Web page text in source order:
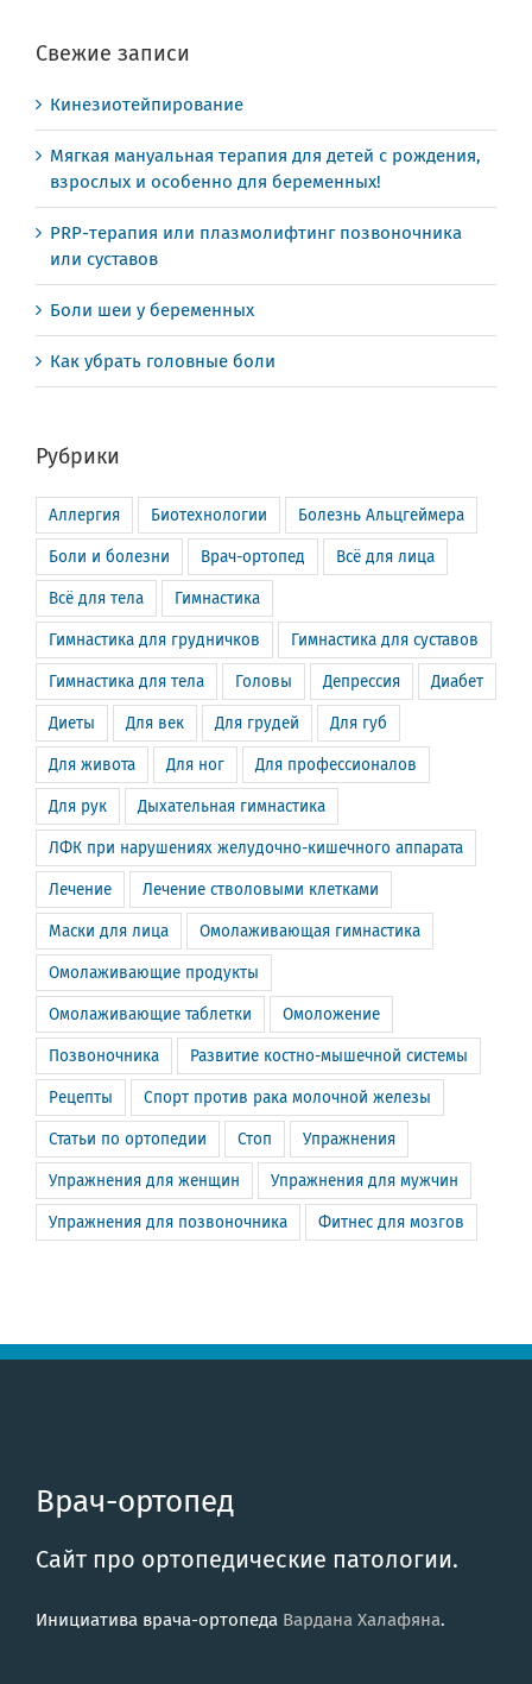
Свежие записи
Кинезиотейпирование
Мягкая мануальная терапия для детей с рождения,
взрослых и особенно для беременных!
PRP-терапия или плазмолифтинг позвоночника
или суставов
Боли шеи у беременных
Как убрать головные боли
Рубрики
Аллергия Биотехнологии Болезнь Альцгеймера
Боли и болезни Врач-ортопед Всё для лица
Всё для тела Гимнастика
Гимнастика для грудничков Гимнастика для суставов
Гимнастика для тела Головы Депрессия Диабет
Диеты Для век Для грудей Для губ
Для живота Для ног Для профессионалов
Для рук Дыхательная гимнастика
ЛФК при нарушениях желудочно-кишечного аппарата
Лечение Лечение стволовыми клетками
Маски для лица Омолаживающая гимнастика
Омолаживающие продукты
Омолаживающие таблетки Омоложение
Позвоночника Развитие костно-мышечной системы
Рецепты Спорт против рака молочной железы
Статьи по ортопедии Стоп Упражнения
Упражнения для женщин Упражнения для мужчин
Упражнения для позвоночника Фитнес для мозгов
Врач-ортопед
Сайт про ортопедические патологии.
Инициатива врача-ортопеда Вардана Халафяна.